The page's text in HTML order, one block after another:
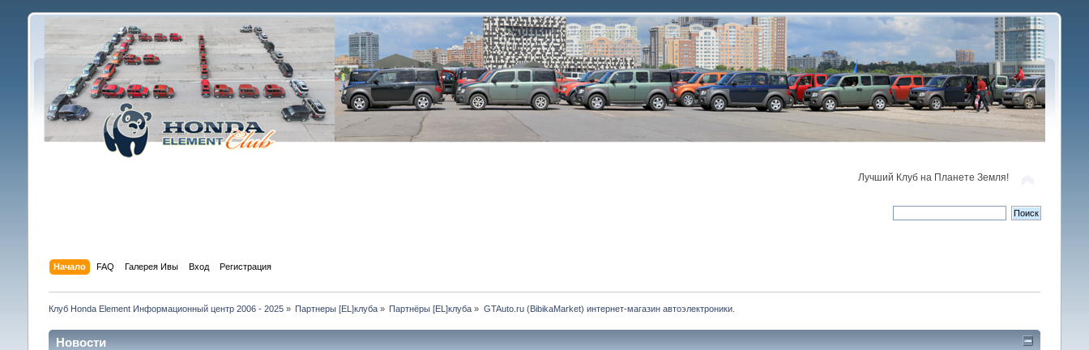
Лучший Клуб на Планете Земля!
Начало FAQ Галерея Ивы Вход Регистрация
Клуб Honda Element Информационный центр 2006 - 2025» Партнеры [EL]клуба » Партнёры [EL]клуба » GTAuto.ru (BibikaMarket) интернет-магазин автоэлектроники.
Новости